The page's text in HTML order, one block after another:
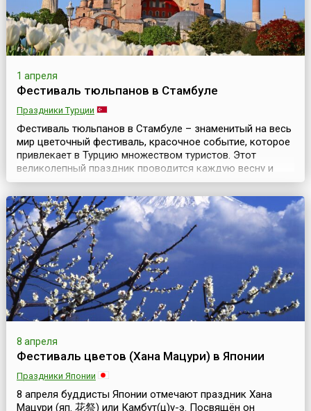
1 апреля
Фестиваль тюльпанов в Стамбуле
Праздники Турции
Фестиваль тюльпанов в Стамбуле – знаменитый на весь
мир цветочный фестиваль, красочное событие, которое
привлекает в Турцию множеством туристов. Этот
великолепный праздник проводится каждую весну и
длится примерно месяц. Ежегодно в апреле Стамбул
превращается в цветочный шедевр и становится
тюльпановой столицей мира. Миллионы тюльпанов
высаживают по всему городу. Их можно увидеть
практичес...
8 апреля
Фестиваль цветов (Хана Мацури) в Японии
Праздники Японии
8 апреля буддисты Японии отмечают праздник Хана
Мацури (яп. 花祭) или Камбут(ц)у-э. Посвящён он